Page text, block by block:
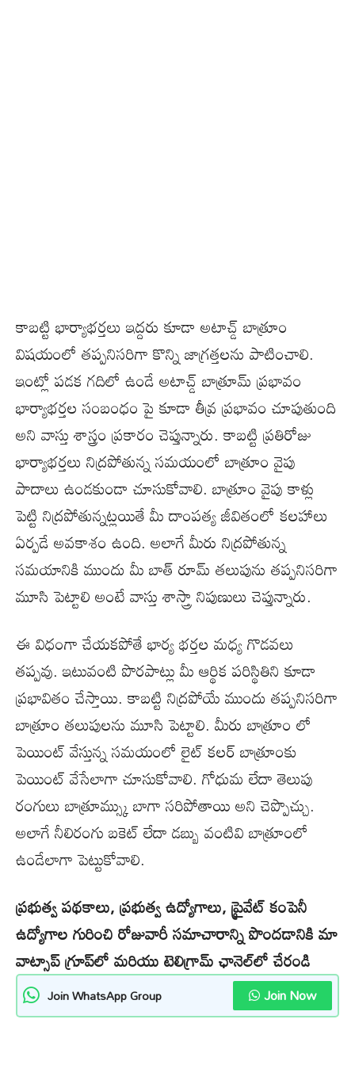
కాబట్టి భార్యాభర్తలు ఇద్దరు కూడా అటాచ్డ్ బాత్రూం
విషయంలో తప్పనిసరిగా కొన్ని జాగ్రత్తలను పాటించాలి.
ఇంట్లో పడక గదిలో ఉండే అటాచ్డ్ బాత్రూమ్ ప్రభావం
భార్యాభర్తల సంబంధం పై కూడా తీవ్ర ప్రభావం చూపుతుంది
అని వాస్తు శాస్త్రం ప్రకారం చెప్తున్నారు. కాబట్టి ప్రతిరోజు
భార్యాభర్తలు నిద్రపోతున్న సమయంలో బాత్రూం వైపు
పాదాలు ఉండకుండా చూసుకోవాలి. బాత్రూం వైపు కాళ్లు
పెట్టి నిద్రపోతున్నట్లయితే మీ దాంపత్య జీవితంలో కలహాలు
ఏర్పడే అవకాశం ఉంది. అలాగే మీరు నిద్రపోతున్న
సమయానికి ముందు మీ బాత్ రూమ్ తలుపును తప్పనిసరిగా
మూసి పెట్టాలి అంటే వాస్తు శాస్త్రా నిపుణులు చెప్తున్నారు.
ఈ విధంగా చేయకపోతే భార్య భర్తల మధ్య గొడవలు
తప్పవు. ఇటువంటి పొరపాట్లు మీ ఆర్థిక పరిస్థితిని కూడా
ప్రభావితం చేస్తాయి. కాబట్టి నిద్రపోయే ముందు తప్పనిసరిగా
బాత్రూం తలుపులను మూసి పెట్టాలి. మీరు బాత్రూం లో
పెయింట్ వేస్తున్న సమయంలో లైట్ కలర్ బాత్రూంకు
పెయింట్ వేసేలాగా చూసుకోవాలి. గోధుమ లేదా తెలుపు
రంగులు బాత్రూమ్స్కు బాగా సరిపోతాయి అని చెప్పొచ్చు.
అలాగే నీలిరంగు బకెట్ లేదా డబ్బు వంటివి బాత్రూంలో
ఉండేలాగా పెట్టుకోవాలి.
ప్రభుత్వ పథకాలు, ప్రభుత్వ ఉద్యోగాలు, ప్రైవేట్ కంపెనీ
ఉద్యోగాల గురించి రోజువారీ సమాచారాన్ని పొందడానికి మా
వాట్సాప్ గ్రూప్‌లో మరియు టెలిగ్రామ్ ఛానెల్‌లో చేరండి
Join WhatsApp Group Join Now